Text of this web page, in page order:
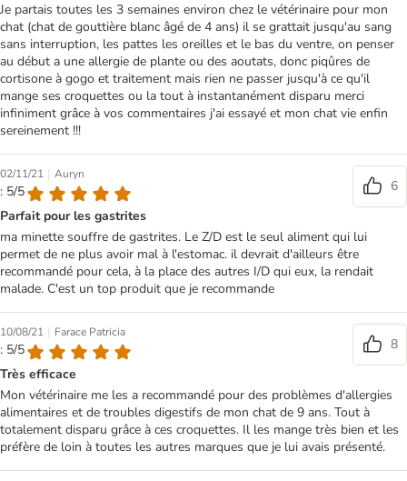
Je partais toutes les 3 semaines environ chez le vétérinaire pour mon
chat (chat de gouttière blanc âgé de 4 ans) il se grattait jusqu'au sang
sans interruption, les pattes les oreilles et le bas du ventre, on penser
au début a une allergie de plante ou des aoutats, donc piqûres de
cortisone à gogo et traitement mais rien ne passer jusqu'à ce qu'il
mange ses croquettes ou la tout à instantanément disparu merci
infiniment grâce à vos commentaires j'ai essayé et mon chat vie enfin
sereinement !!!
02/11/21 | Auryn
: 5/5
6
Parfait pour les gastrites
ma minette souffre de gastrites. Le Z/D est le seul aliment qui lui
permet de ne plus avoir mal à l'estomac. il devrait d'ailleurs être
recommandé pour cela, à la place des autres I/D qui eux, la rendait
malade. C'est un top produit que je recommande
10/08/21 | Farace Patricia
: 5/5
8
Très efficace
Mon vétérinaire me les a recommandé pour des problèmes d'allergies
alimentaires et de troubles digestifs de mon chat de 9 ans. Tout à
totalement disparu grâce à ces croquettes. Il les mange très bien et les
préfère de loin à toutes les autres marques que je lui avais présenté.